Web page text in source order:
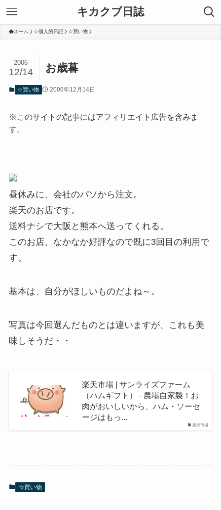
キカクブ日誌
ホーム ☆個人的日記 ☆買い物
お歳暮
2006
12/14
☆買い物 2006年12月14日
※このサイトの記事にはアフィリエイト広告を含みま
す。
昼休みに、会社のパソから注文。
楽天のお店です。
送料ナシで大阪と熊本へ送ってくれる。
このお店、なかなか好評なので既に3回目の利用で
す。
基本は、自分がほしいものだよね～。
写真は今回選んだものとは違いますが、これも美
味しそうだ・・
楽天市場
楽天市場 | サンライズファーム
（ハムギフト） - 農場自家製！お
肉がおいしいから、ハム・ソーセ
ージはもっ...
☆買い物